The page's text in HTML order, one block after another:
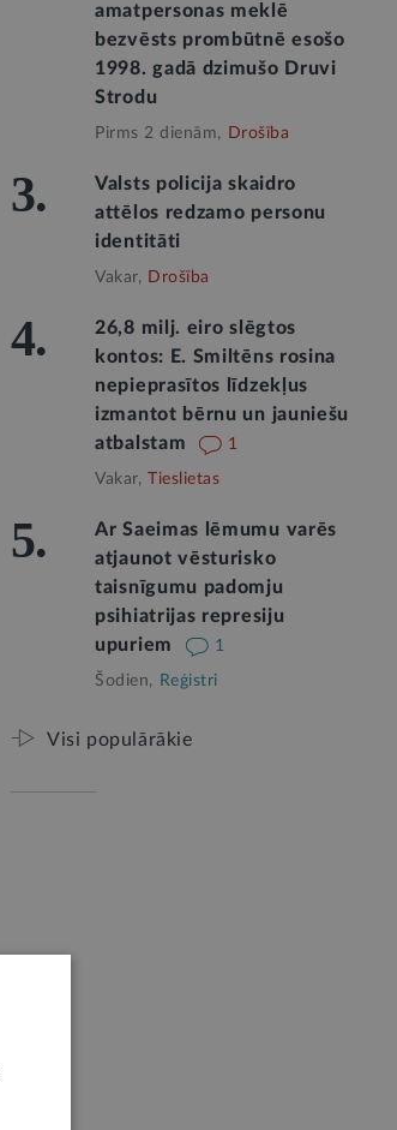
amatpersonas meklē
bezvēsts prombūtnē esošo
1998. gadā dzimušo Druvi
Strodu
Pirms 2 dienām, Drošība
3.
Valsts policija skaidro
attēlos redzamo personu
identitāti
Vakar, Drošība
4.
26,8 milj. eiro slēgtos
kontos: E. Smiltēns rosina
nepieprasītos līdzekļus
izmantot bērnu un jauniešu
atbalstam
1
Vakar, Tieslietas
5.
Ar Saeimas lēmumu varēs
atjaunot vēsturisko
taisnīgumu padomju
psihiatrijas represiju
upuriem
1
Šodien, Reģistri
Visi populārākie